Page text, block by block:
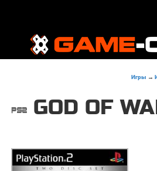
Игры →
GOD OF